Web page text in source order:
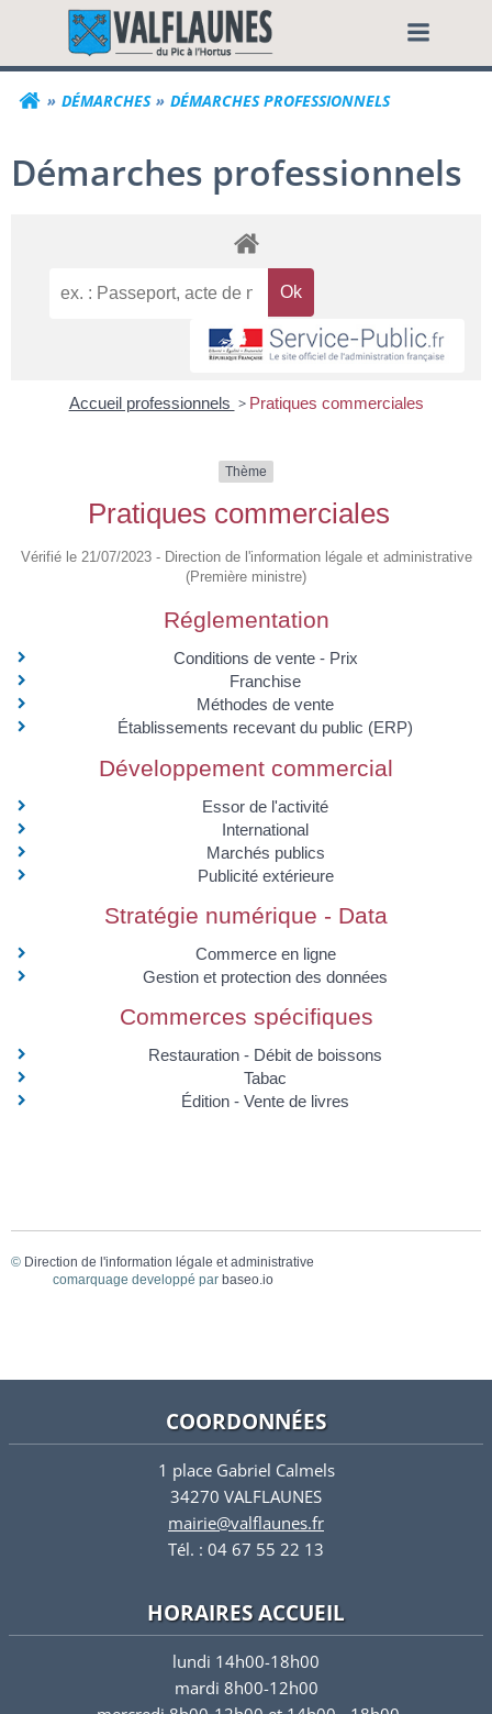
contenuCommune de
DÉMARCHES DÉMARCHES PROFESSIONNELS
Démarches professionnels
Accueil professionnels > Pratiques commerciales
Thème
Pratiques commerciales
Vérifié le 21/07/2023 - Direction de l'information légale et administrative
(Première ministre)
Réglementation
Conditions de vente - Prix
Franchise
Méthodes de vente
Établissements recevant du public (ERP)
Développement commercial
Essor de l'activité
International
Marchés publics
Publicité extérieure
Stratégie numérique - Data
Commerce en ligne
Gestion et protection des données
Commerces spécifiques
Restauration - Débit de boissons
Tabac
Édition - Vente de livres
© Direction de l'information légale et administrative
comarquage developpé par baseo.io
COORDONNÉES
1 place Gabriel Calmels
34270 VALFLAUNES
mairie@valflaunes.fr
Tél. : 04 67 55 22 13
HORAIRES ACCUEIL
lundi 14h00-18h00
mardi 8h00-12h00